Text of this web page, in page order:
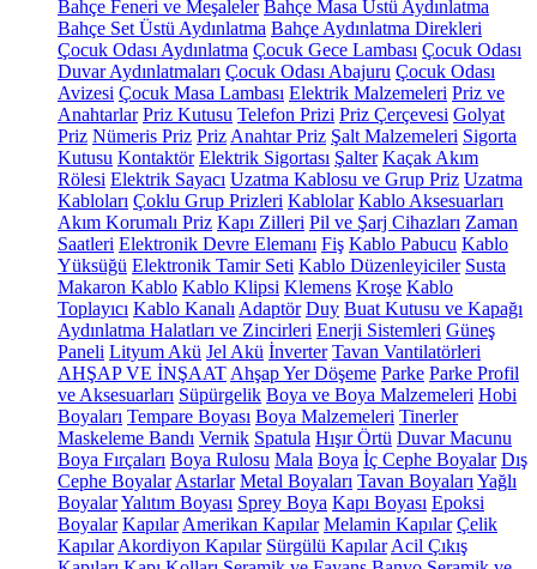
Bahçe Feneri ve Meşaleler Bahçe Masa Üstü Aydınlatma
Bahçe Set Üstü Aydınlatma Bahçe Aydınlatma Direkleri
Çocuk Odası Aydınlatma Çocuk Gece Lambası Çocuk Odası
Duvar Aydınlatmaları Çocuk Odası Abajuru Çocuk Odası
Avizesi Çocuk Masa Lambası Elektrik Malzemeleri Priz ve
Anahtarlar Priz Kutusu Telefon Prizi Priz Çerçevesi Golyat
Priz Nümeris Priz Priz Anahtar Priz Şalt Malzemeleri Sigorta
Kutusu Kontaktör Elektrik Sigortası Şalter Kaçak Akım
Rölesi Elektrik Sayacı Uzatma Kablosu ve Grup Priz Uzatma
Kabloları Çoklu Grup Prizleri Kablolar Kablo Aksesuarları
Akım Korumalı Priz Kapı Zilleri Pil ve Şarj Cihazları Zaman
Saatleri Elektronik Devre Elemanı Fiş Kablo Pabucu Kablo
Yüksüğü Elektronik Tamir Seti Kablo Düzenleyiciler Susta
Makaron Kablo Kablo Klipsi Klemens Kroşe Kablo
Toplayıcı Kablo Kanalı Adaptör Duy Buat Kutusu ve Kapağı
Aydınlatma Halatları ve Zincirleri Enerji Sistemleri Güneş
Paneli Lityum Akü Jel Akü İnverter Tavan Vantilatörleri
AHŞAP VE İNŞAAT Ahşap Yer Döşeme Parke Parke Profil
ve Aksesuarları Süpürgelik Boya ve Boya Malzemeleri Hobi
Boyaları Tempare Boyası Boya Malzemeleri Tinerler
Maskeleme Bandı Vernik Spatula Hışır Örtü Duvar Macunu
Boya Fırçaları Boya Rulosu Mala Boya İç Cephe Boyalar Dış
Cephe Boyalar Astarlar Metal Boyaları Tavan Boyaları Yağlı
BoyalarYalıtım Boyası Sprey Boya Kapı Boyası Epoksi
Boyalar Kapılar Amerikan Kapılar Melamin Kapılar Çelik
Kapılar Akordiyon Kapılar Sürgülü Kapılar Acil Çıkış